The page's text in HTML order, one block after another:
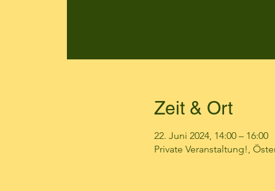
Zeit & Ort
22. Juni 2024, 14:00 – 16:00
Private Veranstaltung!,